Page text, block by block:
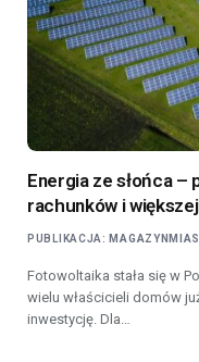
Energia ze słońca –
rachunków i
PUBLIKACJA:
Fotowoltaika stała się w
wielu właścicieli domów
inwestycję. Dla…